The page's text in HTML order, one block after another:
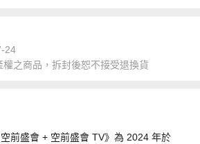
24
之商品，拆封後恕不接受退換貨
盛會 + 空前盛會 TV》為 2024 年於